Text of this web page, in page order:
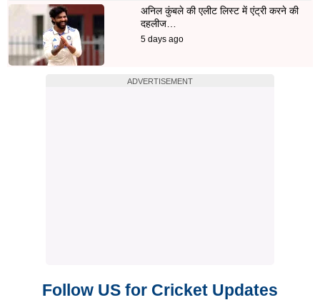
अनिल कुंबले की एलीट लिस्ट में एंट्री करने की
दहलीज…
5 days ago
ADVERTISEMENT
Follow US for Cricket Updates